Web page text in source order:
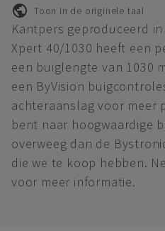
Toon in de originele taal
Kantpers geproduceerd
Xpert 40/1030 heeft een
een buiglengte van 1030
een ByVision
achteraanslag voor meer
bent naar hoogwaardige
overweeg dan de
die we te koop hebben.
voor meer informatie.